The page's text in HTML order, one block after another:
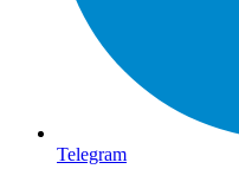
Telegram